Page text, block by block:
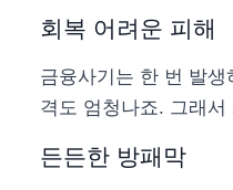
회복 어려운 피해
금융사기는 한 번 발
격도 엄청나죠. 그래
든든한 방패막